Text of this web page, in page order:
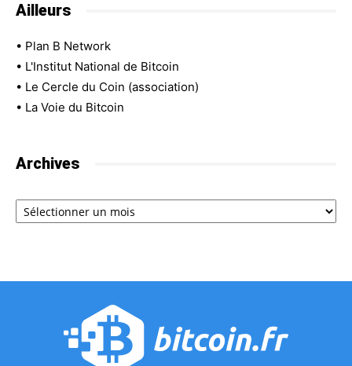
Ailleurs
• Plan B Network
• L'Institut National de Bitcoin
• Le Cercle du Coin (association)
• La Voie du Bitcoin
Archives
Archives